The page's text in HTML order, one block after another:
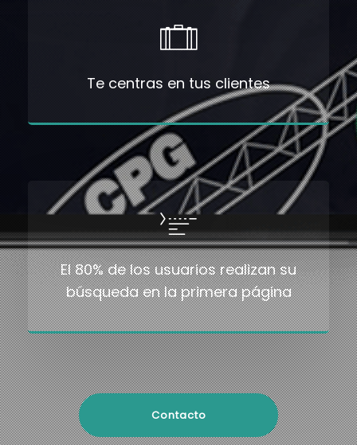
Te centras en tus clientes
El 80% de los usuarios realizan su
búsqueda en la primera página
Contacto